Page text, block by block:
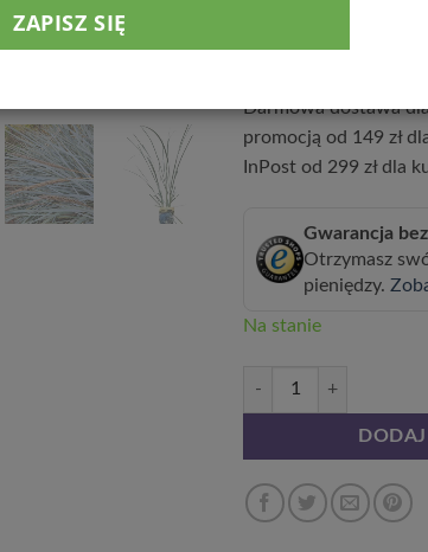
Wysyłka w ciągu 5
Darmowa dostawa
promocją od 149 zł
InPost od 299 zł dla
Gwarancja
Otrzymasz
pieniędzy.
Na stanie
ilość Wydmuchrzyca